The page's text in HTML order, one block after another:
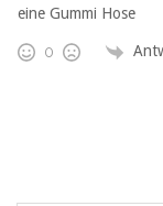
eine Gummi Hose
0